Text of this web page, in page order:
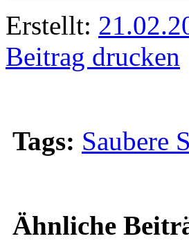
Erstellt:
Beitrag drucken
Tags: Saubere
Ähnliche